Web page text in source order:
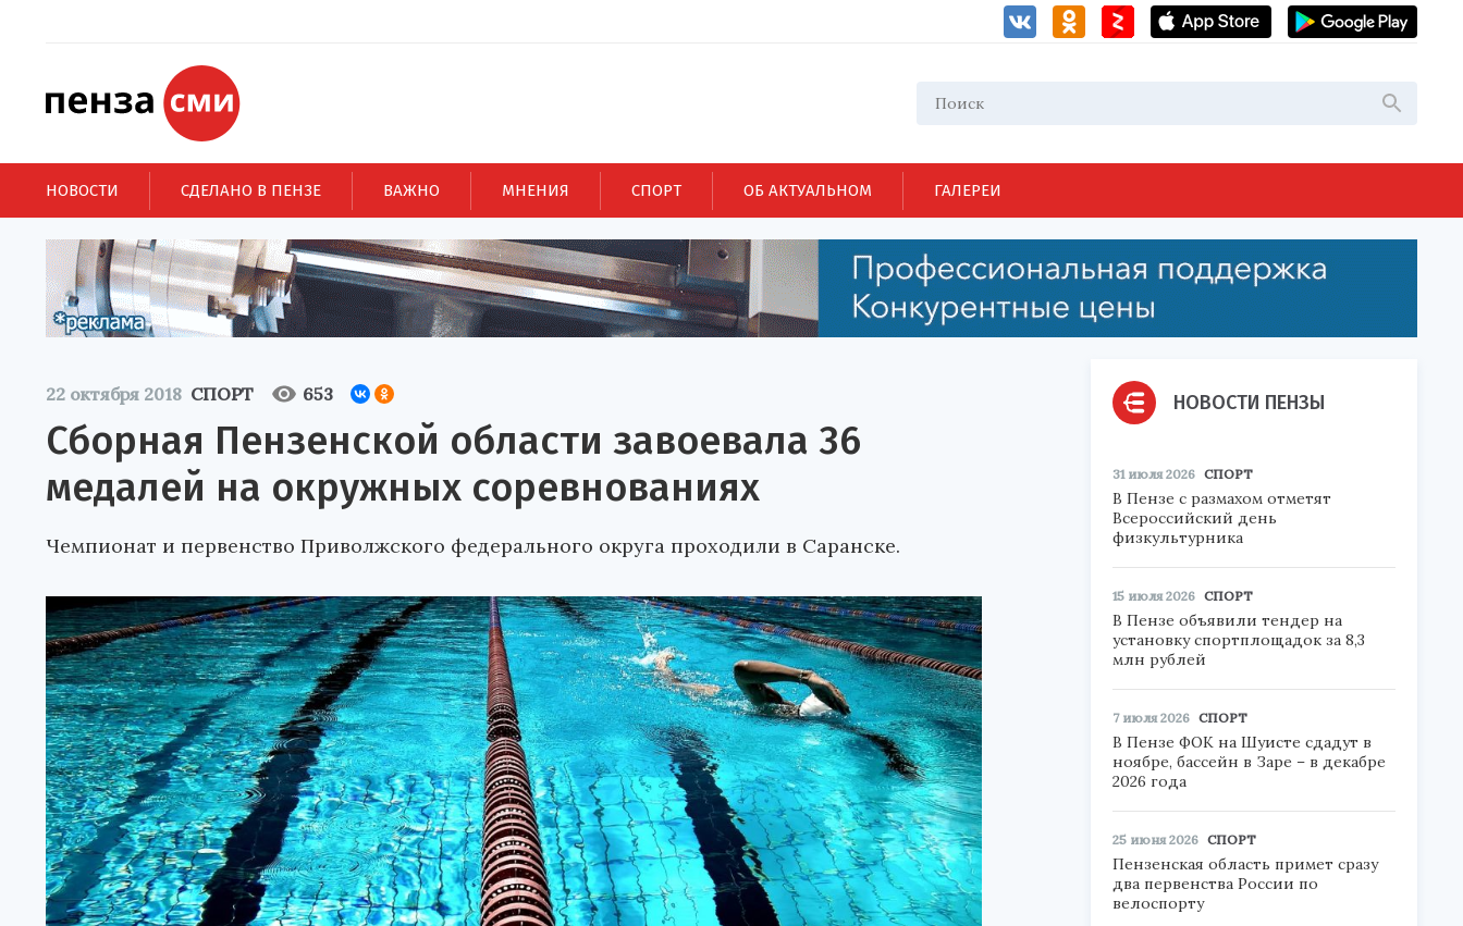
НОВОСТИ СДЕЛАНО В ПЕНЗЕ ВАЖНО МНЕНИЯ СПОРТ ОБ АКТУАЛЬНОМ ГАЛЕРЕИ
22 октября 2018 СПОРТ 653
Сборная Пензенской области завоевала 36
медалей на окружных соревнованиях
Чемпионат и первенство Приволжского федерального округа проходили в Саранске.
НОВОСТИ ПЕНЗЫ
31 июля 2026 СПОРТ
В Пензе с размахом отметят
Всероссийский день
физкультурника
15 июля 2026 СПОРТ
В Пензе объявили тендер на
установку спортплощадок за 8,3
млн рублей
7 июля 2026 СПОРТ
В Пензе ФОК на Шуисте сдадут в
ноябре, бассейн в Заре – в декабре
2026 года
25 июня 2026 СПОРТ
Пензенская область примет сразу
два первенства России по
велоспорту